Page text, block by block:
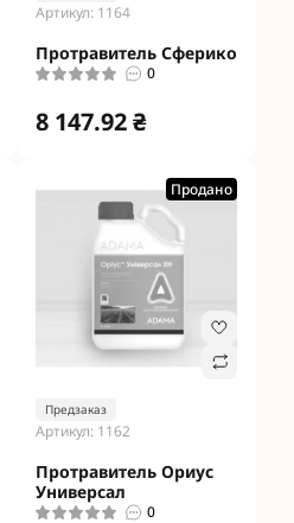
Артикул: 1164
Протравитель Сферико
0
8 147.92 ₴
Продано
Предзаказ
Артикул: 1162
Протравитель Ориус
Универсал
0